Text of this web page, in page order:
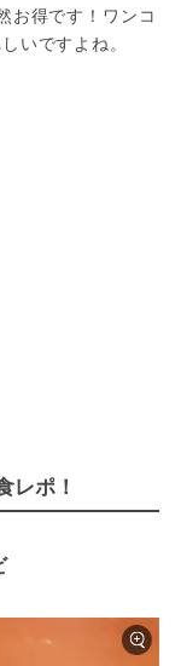
お得です！ワンコ
いですよね。
レポ！